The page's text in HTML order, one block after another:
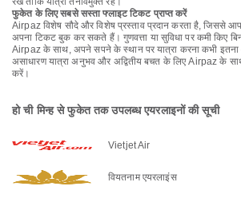
फुकेत के लिए सबसे सस्ता फ्लाइट टिकट प्राप्त करें
Airpaz विशेष सौदे और विशेष प्रस्ताव प्रदान करता है, जिससे
अपना टिकट बुक कर सकते हैं। गुणवत्ता या सुविधा पर कमी किए
Airpaz के साथ, अपने सपने के स्थान पर यात्रा करना कभी
असाधारण यात्रा अनुभव और अद्वितीय बचत के लिए Airpaz के
करें।
हो ची मिन्ह से फुकेत तक उपलब्ध एयरलाइनों की सूची
Vietjet Air
वियतनाम एयरलाइंस